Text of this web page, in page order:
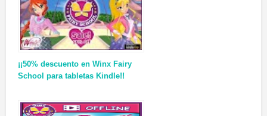
¡¡50% descuento en Winx Fairy
School para tabletas Kindle!!